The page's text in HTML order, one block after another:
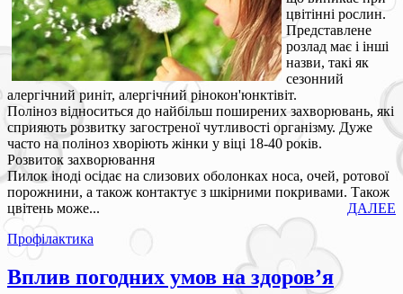
цвітінні рослин.
Представлене
розлад має і інші
назви, такі як
сезонний
алергічний риніт, алергічний рінокон'юнктівіт.
Поліноз відноситься до найбільш поширених захворювань, які
сприяють розвитку загостреної чутливості організму. Дуже
часто на поліноз хворіють жінки у віці 18-40 років.
Розвиток захворювання
Пилок іноді осідає на слизових оболонках носа, очей, ротової
порожнини, а також контактує з шкірними покривами. Також
цвітень може...
ДАЛЕЕ
Профілактика
Вплив погодних умов на здоров’я